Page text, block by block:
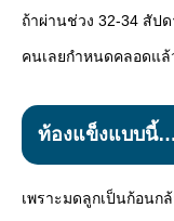
ถ้าผ่านช่วง 32-34 สัป
คนเลยกำหนดคลอดแล้
ท้องแข็งแบบนี้
เพราะมดลูกเป็นก้อนก